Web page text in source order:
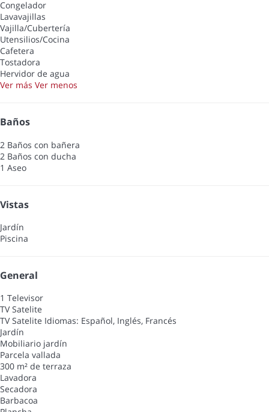
Congelador
Lavavajillas
Vajilla/Cubertería
Utensilios/Cocina
Cafetera
Tostadora
Hervidor de agua
Ver más Ver menos
Baños
2 Baños con bañera
2 Baños con ducha
1 Aseo
Vistas
Jardín
Piscina
General
1 Televisor
TV Satelite
TV Satelite Idiomas: Español, Inglés, Francés
Jardín
Mobiliario jardín
Parcela vallada
300 m² de terraza
Lavadora
Secadora
Barbacoa